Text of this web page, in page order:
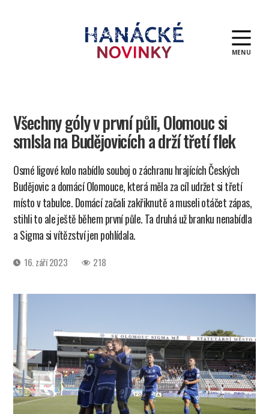
MENU
Všechny góly v první půli, Olomouc si
smlsla na Budějovicích a drží třetí flek
Osmé ligové kolo nabídlo souboj o záchranu hrajících Českých
Budějovic a domácí Olomouce, která měla za cíl udržet si třetí
místo v tabulce. Domácí začali zakřiknutě a museli otáčet zápas,
stihli to ale ještě během první půle. Ta druhá už branku nenabídla
a Sigma si vítězství jen pohlídala.
Datum16. září 2023 218